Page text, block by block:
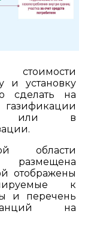
стоимости
и установку
сделать на
в
области
отображены
к
и перечень
на